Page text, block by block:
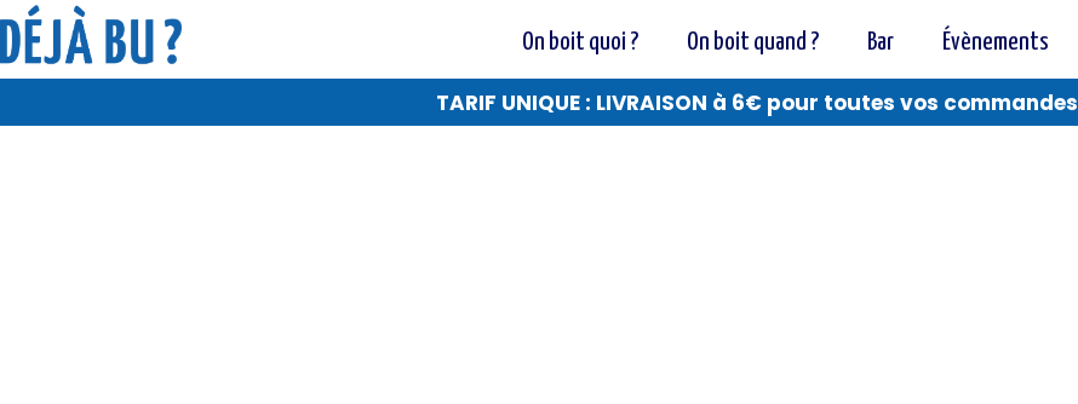
On boit quoi ? On boit quand ? Bar Évènements
TARIF UNIQUE : LIVRAISON à 6€ pour toutes vos commandes